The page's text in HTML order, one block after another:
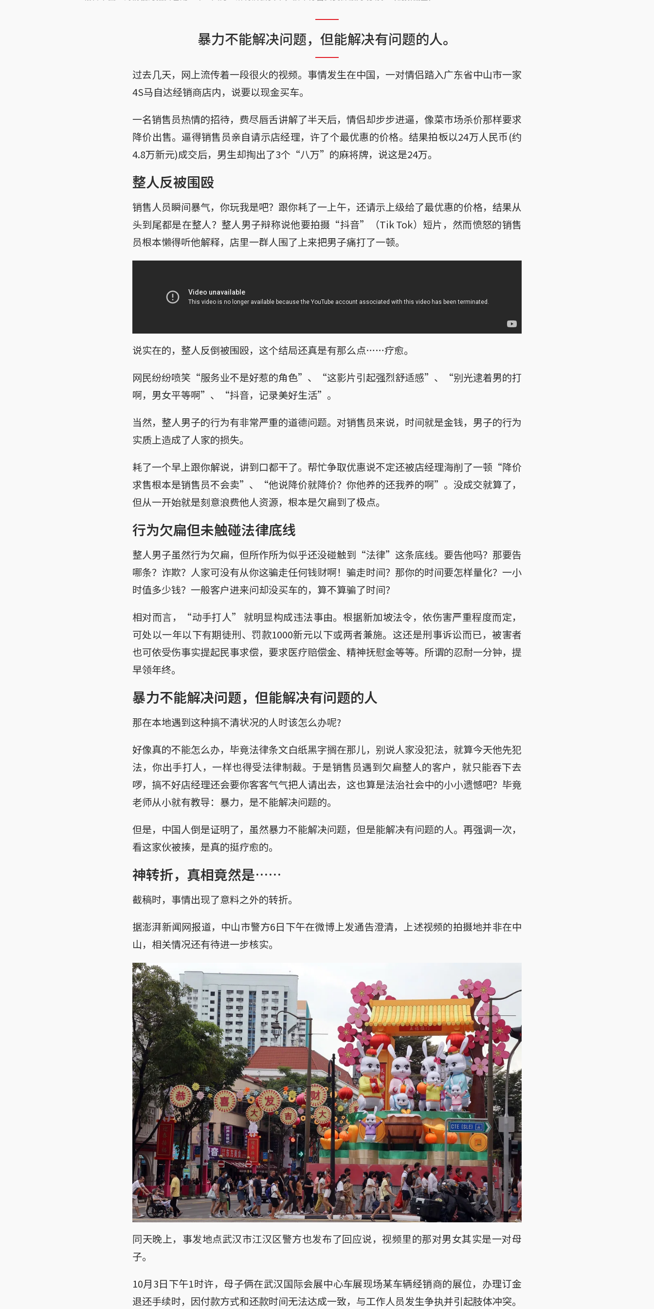
暴力不能解决问题，但能解决有问题的人。
过去几天，网上流传着一段很火的视频。事情发生在中国，一对情侣踏入广东省中山市一家
4S马自达经销商店内，说要以现金买车。
一名销售员热情的招待，费尽唇舌讲解了半天后，情侣却步步进逼，像菜市场杀价那样要求
降价出售。逼得销售员亲自请示店经理，许了个最优惠的价格。结果拍板以24万人民币(约
4.8万新元)成交后，男生却掏出了3个“八万”的麻将牌，说这是24万。
整人反被围殴
销售人员瞬间暴气，你玩我是吧？跟你耗了一上午，还请示上级给了最优惠的价格，结果从
头到尾都是在整人？整人男子辩称说他要拍摄“抖音”（Tik Tok）短片，然而愤怒的销售
员根本懒得听他解释，店里一群人围了上来把男子痛打了一顿。
说实在的，整人反倒被围殴，这个结局还真是有那么点……疗愈。
网民纷纷喷笑“服务业不是好惹的角色”、“这影片引起强烈舒适感”、“别光逮着男的打
啊，男女平等啊”、“抖音，记录美好生活”。
当然，整人男子的行为有非常严重的道德问题。对销售员来说，时间就是金钱，男子的行为
实质上造成了人家的损失。
耗了一个早上跟你解说，讲到口都干了。帮忙争取优惠说不定还被店经理海削了一顿“降价
求售根本是销售员不会卖”、“他说降价就降价？你他养的还我养的啊”。没成交就算了，
但从一开始就是刻意浪费他人资源，根本是欠扁到了极点。
行为欠扁但未触碰法律底线
整人男子虽然行为欠扁，但所作所为似乎还没碰触到“法律”这条底线。要告他吗？那要告
哪条？诈欺？人家可没有从你这骗走任何钱财啊！骗走时间？那你的时间要怎样量化？一小
时值多少钱？一般客户进来问却没买车的，算不算骗了时间？
相对而言，“动手打人” 就明显构成违法事由。根据新加坡法令，依伤害严重程度而定，
可处以一年以下有期徒刑、罚款1000新元以下或两者兼施。这还是刑事诉讼而已，被害者
也可依受伤事实提起民事求偿，要求医疗赔偿金、精神抚慰金等等。所谓的忍耐一分钟，提
早领年终。
暴力不能解决问题，但能解决有问题的人
那在本地遇到这种搞不清状况的人时该怎么办呢?
好像真的不能怎么办，毕竟法律条文白纸黑字搁在那儿，别说人家没犯法，就算今天他先犯
法，你出手打人，一样也得受法律制裁。于是销售员遇到欠扁整人的客户，就只能吞下去
啰，搞不好店经理还会要你客客气气把人请出去，这也算是法治社会中的小小遗憾吧？毕竟
老师从小就有教导：暴力，是不能解决问题的。
但是，中国人倒是证明了，虽然暴力不能解决问题，但是能解决有问题的人。再强调一次，
看这家伙被揍，是真的挺疗愈的。
神转折，真相竟然是……
截稿时，事情出现了意料之外的转折。
据澎湃新闻网报道，中山市警方6日下午在微博上发通告澄清，上述视频的拍摄地并非在中
山，相关情况还有待进一步核实。
同天晚上，事发地点武汉市江汉区警方也发布了回应说，视频里的那对男女其实是一对母
子。
10月3日下午1时许，母子俩在武汉国际会展中心车展现场某车辆经销商的展位，办理订金
退还手续时，因付款方式和还款时间无法达成一致，与工作人员发生争执并引起肢体冲突。